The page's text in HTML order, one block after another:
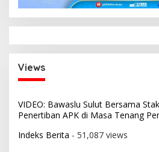
Views
VIDEO: Bawaslu Sulut Bersama
Penertiban APK di Masa Tenang
Indeks Berita - 51,087 views